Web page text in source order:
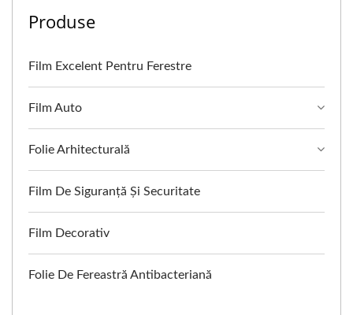
Produse
Film Excelent Pentru Ferestre
Film Auto
Folie Arhitecturală
Film De Siguranță Și Securitate
Film Decorativ
Folie De Fereastră Antibacteriană